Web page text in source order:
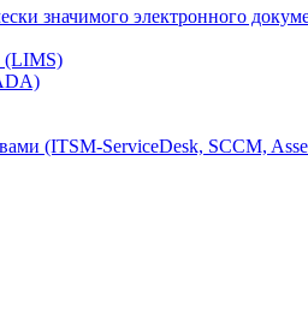
значимого электронного
(LIMS)
(ITSM-ServiceDesk, SCCM,